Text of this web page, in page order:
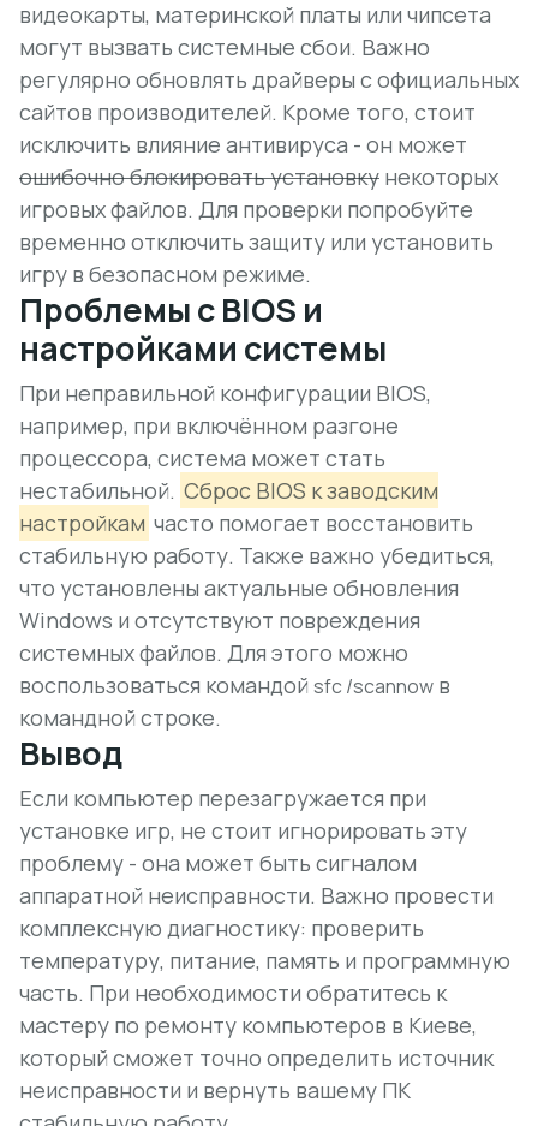
видеокарты, материнской платы или чипсета
могут вызвать системные сбои. Важно
регулярно обновлять драйверы с официальных
сайтов производителей. Кроме того, стоит
исключить влияние антивируса - он может
ошибочно блокировать установку некоторых
игровых файлов. Для проверки попробуйте
временно отключить защиту или установить
игру в безопасном режиме.
Проблемы с BIOS и
настройками системы
При неправильной конфигурации BIOS,
например, при включённом разгоне
процессора, система может стать
нестабильной. Сброс BIOS к заводским
настройкам часто помогает восстановить
стабильную работу. Также важно убедиться,
что установлены актуальные обновления
Windows и отсутствуют повреждения
системных файлов. Для этого можно
воспользоваться командой sfc /scannow в
командной строке.
Вывод
Если компьютер перезагружается при
установке игр, не стоит игнорировать эту
проблему - она может быть сигналом
аппаратной неисправности. Важно провести
комплексную диагностику: проверить
температуру, питание, память и программную
часть. При необходимости обратитесь к
мастеру по ремонту компьютеров в Киеве,
который сможет точно определить источник
неисправности и вернуть вашему ПК